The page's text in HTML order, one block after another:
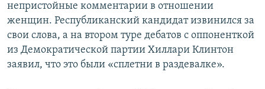
непристойные комментарии в отношении
женщин. Республиканский кандидат извинился за
свои слова, а на втором туре дебатов с оппоненткой
из Демократической партии Хиллари Клинтон
заявил, что это были «сплетни в раздевалке».